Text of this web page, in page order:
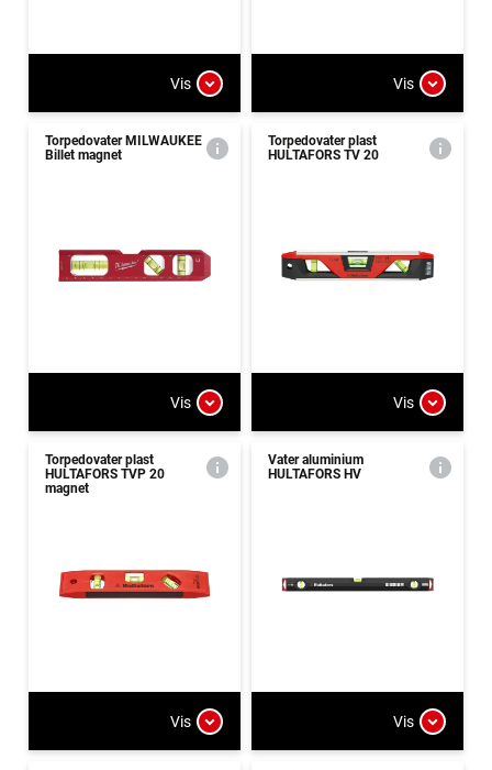
Vis Vis
Torpedovater MILWAUKEE
Billet magnet
Vis
Torpedovater plast
HULTAFORS TV 20
Vis
Torpedovater plast
HULTAFORS TVP 20
magnet
Vis
Vater aluminium
HULTAFORS HV
Vis